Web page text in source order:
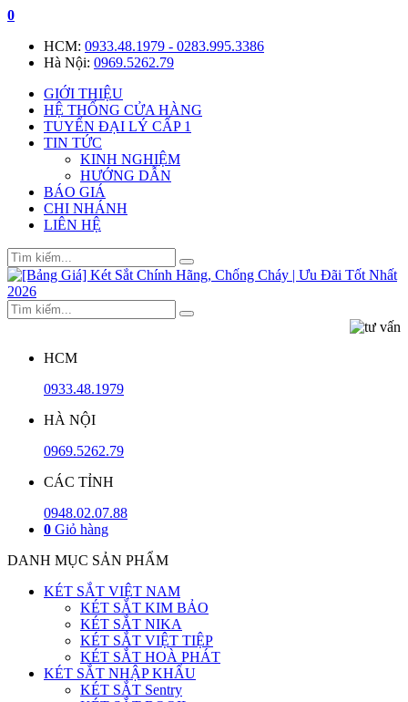
0
HCM: 0933.48.1979 - 0283.995.3386
Hà Nội: 0969.5262.79
GIỚI THIỆU
HỆ THỐNG CỬA HÀNG
TUYỂN ĐẠI LÝ CẤP 1
TIN TỨC
KINH NGHIỆM
HƯỚNG DẪN
BÁO GIÁ
CHI NHÁNH
LIÊN HỆ
HCM
0933.48.1979
HÀ NỘI
0969.5262.79
CÁC TỈNH
0948.02.07.88
0 Giỏ hàng
DANH MỤC SẢN PHẨM
KÉT SẮT VIỆT NAM
KÉT SẮT KIM BẢO
KÉT SẮT NIKA
KÉT SẮT VIỆT TIỆP
KÉT SẮT HOÀ PHÁT
KÉT SẮT NHẬP KHẨU
KÉT SẮT Sentry